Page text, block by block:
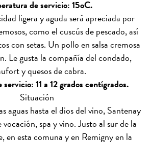
de servicio: 15oC.
ligera y aguda será apreciada por
como el cuscús de pescado, así
con setas. Un pollo en salsa cremosa
Le gusta la compañía del condado,
y quesos de cabra.
11 a 12 grados centígrados.
Situación
aguas hasta el dios del vino, Santenay
spa y vino. Justo al sur de la
en esta comuna y en Remigny en la